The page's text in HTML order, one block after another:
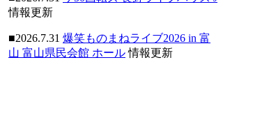
情報更新
■2026.7.31 爆笑ものまねライブ2026 in 富
山 富山県民会館 ホール情報更新